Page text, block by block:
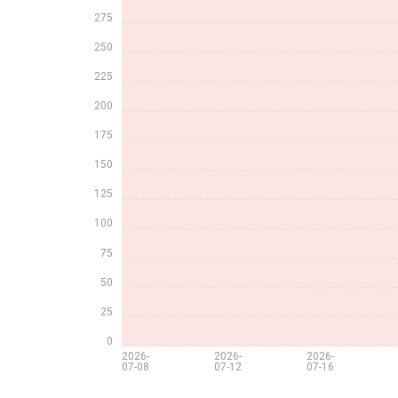
2026-
07-08
2026-
07-12
2026-
07-16
0
25
50
75
100
125
150
175
200
225
250
275